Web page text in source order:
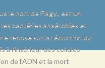
le nom de Flagyl, est un
bactéries anaérobies et
repose sur la réduction du
à l’intérieur des cellules
de l’ADN et la mort